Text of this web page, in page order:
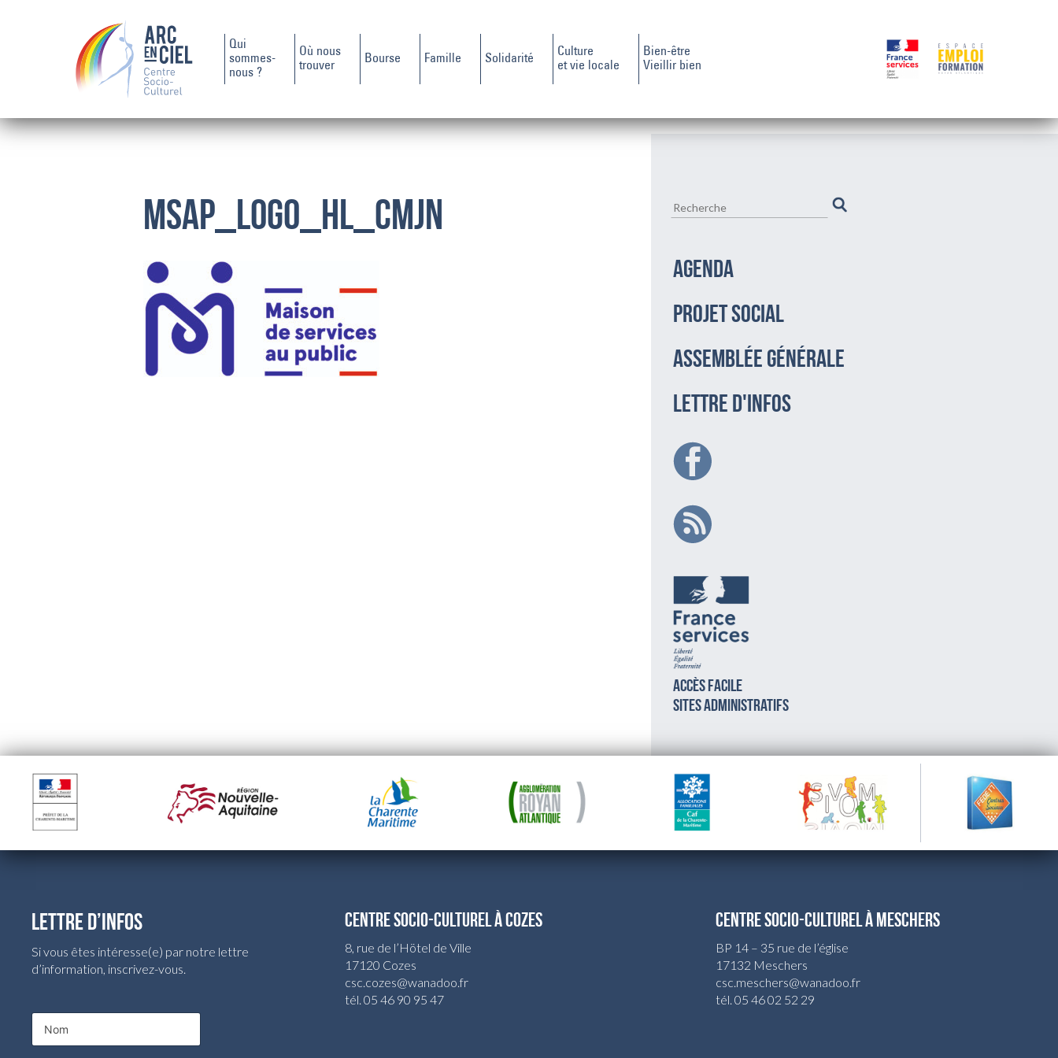
Qui
sommes-
nous ?
Où nous
trouver
Bourse Famille Solidarité
Culture
et vie locale
Bien-être
Vieillir bien
msap_logo_hl_cmjn
AGENDA
PROJET SOCIAL
assemblée générale
LETTRE D'INFOS
Accès facile
sites administratifs
LETTRE D’INFOS
Si vous êtes intéresse(e) par notre lettre
d’information, inscrivez-vous.
N
m
CENTRE SOCIO-CULTUREL À COZES
8, rue de l’Hötel de Ville
17120 Cozes
csc.cozes@wanadoo.fr
tél. 05 46 90 95 47
CENTRE SOCIO-CULTUREL À MESCHERS
BP 14 – 35 rue de l’église
17132 Meschers
csc.meschers@wanadoo.fr
tél. 05 46 02 52 29